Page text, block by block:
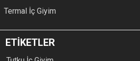
Termal İç Giyim
ETİKETLER